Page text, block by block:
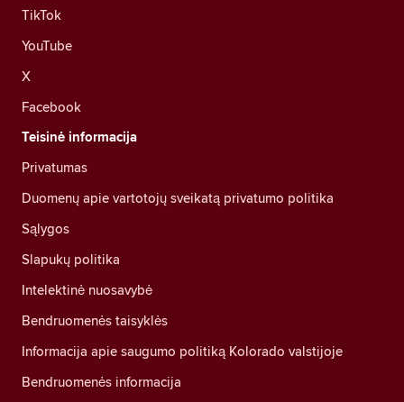
TikTok
YouTube
X
Facebook
Teisinė informacija
Privatumas
Duomenų apie vartotojų sveikatą privatumo politika
Sąlygos
Slapukų politika
Intelektinė nuosavybė
Bendruomenės taisyklės
Informacija apie saugumo politiką Kolorado valstijoje
Bendruomenės informacija